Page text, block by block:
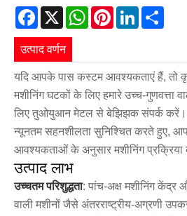
Facebook
X WhatsApp
PinterestLinkedIn
उत्पाद वर्णन
यदि आपके पास कस्टम आवश्यकताएं हैं, तो
मशीनिंग घटकों के लिए हमारे उच्च-गुणवत्ता
लिए तुओयुआन मेटल से बेझिझक संपर्क करें।
न्यूनतम सहनशीलता सुनिश्चित करते हुए,
आवश्यकताओं के अनुसार मशीनिंग प्रक्रिया
उत्पाद लाभ
उच्चतम परिशुद्धता: पांच-अक्ष मशीनिंग केंद्र
वाली मशीनों जैसे अंतरराष्ट्रीय-अग्रणी